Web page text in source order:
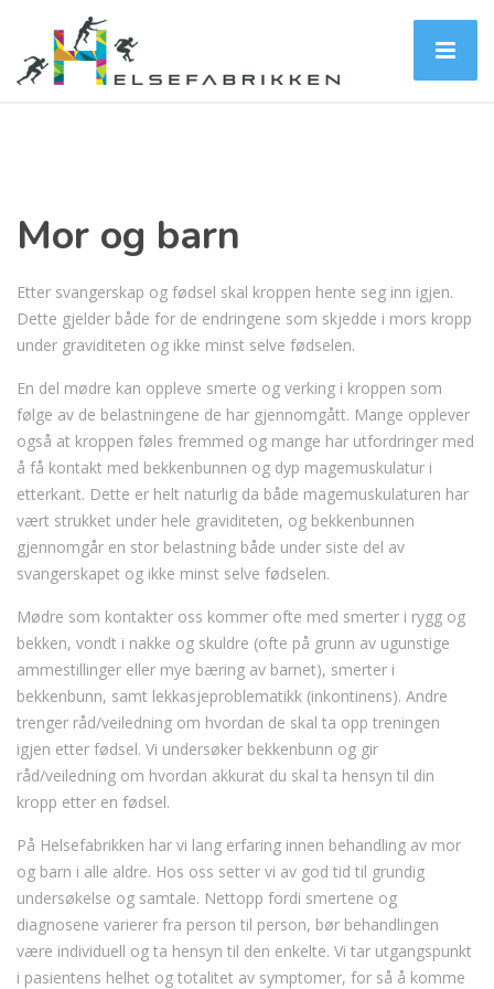
Mor og barn
Etter svangerskap og fødsel skal kroppen hente seg inn igjen.
Dette gjelder både for de endringene som skjedde i mors kropp
under graviditeten og ikke minst selve fødselen.
En del mødre kan oppleve smerte og verking i kroppen som
følge av de belastningene de har gjennomgått. Mange opplever
også at kroppen føles fremmed og mange har utfordringer med
å få kontakt med bekkenbunnen og dyp magemuskulatur i
etterkant. Dette er helt naturlig da både magemuskulaturen har
vært strukket under hele graviditeten, og bekkenbunnen
gjennomgår en stor belastning både under siste del av
svangerskapet og ikke minst selve fødselen.
Mødre som kontakter oss kommer ofte med smerter i rygg og
bekken, vondt i nakke og skuldre (ofte på grunn av ugunstige
ammestillinger eller mye bæring av barnet), smerter i
bekkenbunn, samt lekkasjeproblematikk (inkontinens). Andre
trenger råd/veiledning om hvordan de skal ta opp treningen
igjen etter fødsel. Vi undersøker bekkenbunn og gir
råd/veiledning om hvordan akkurat du skal ta hensyn til din
kropp etter en fødsel.
På Helsefabrikken har vi lang erfaring innen behandling av mor
og barn i alle aldre. Hos oss setter vi av god tid til grundig
undersøkelse og samtale. Nettopp fordi smertene og
diagnosene varierer fra person til person, bør behandlingen
være individuell og ta hensyn til den enkelte. Vi tar utgangspunkt
i pasientens helhet og totalitet av symptomer, for så å komme